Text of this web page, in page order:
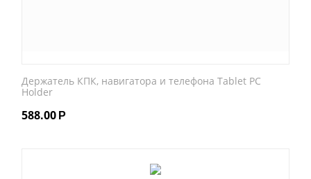
Держатель КПК, навигатора и телефона Tablet PC
Holder
588.00 Р